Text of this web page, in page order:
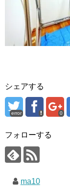
シェアする
error 0
フォローする
ma10